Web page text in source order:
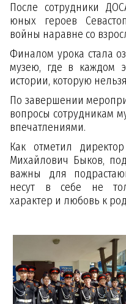
После сотрудники
юных героев
войны наравне со
Финалом урока стала
музею, где в каждом
истории, которую
По завершении
вопросы сотрудникам
впечатлениями.
Как отметил
Михайлович Быков,
важны для
несут в себе не
характер и любовь к